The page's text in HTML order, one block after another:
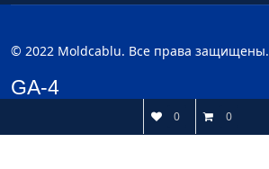
© 2022 Moldcablu. Все права защищены.
GA-4
0 0